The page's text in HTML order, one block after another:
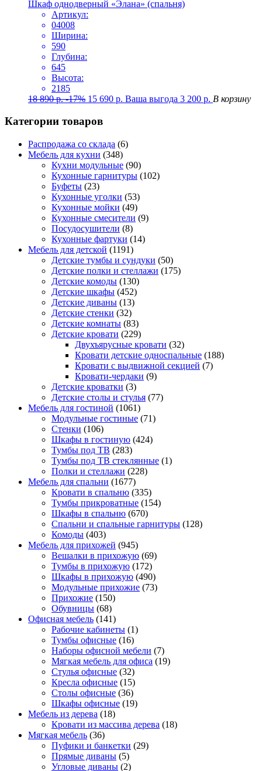
Шкаф однодверный «Элана» (спальня)
Артикул:
04008
Ширина:
590
Глубина:
645
Высота:
2185
18 890р. -17% 15 690 р. Ваша выгода 3 200 р. В корзину
Категории товаров
Распродажа со склада (6)
Мебель для кухни (348)
Кухни модульные (90)
Кухонные гарнитуры (102)
Буфеты (23)
Кухонные уголки (53)
Кухонные мойки (49)
Кухонные смесители (9)
Посудосушители (8)
Кухонные фартуки (14)
Мебель для детской (1191)
Детские тумбы и сундуки (50)
Детские полки и стеллажи (175)
Детские комоды (130)
Детские шкафы (452)
Детские диваны (13)
Детские стенки (32)
Детские комнаты (83)
Детские кровати (229)
Двухъярусные кровати (32)
Кровати детские односпальные (188)
Кровати с выдвижной секцией (7)
Кровати-чердаки (9)
Детские кроватки (3)
Детские столы и стулья (77)
Мебель для гостиной (1061)
Модульные гостиные (71)
Стенки (106)
Шкафы в гостиную (424)
Тумбы под ТВ (283)
Тумбы под ТВ стеклянные (1)
Полки и стеллажи (228)
Мебель для спальни (1677)
Кровати в спальню (335)
Тумбы прикроватные (154)
Шкафы в спальню (670)
Спальни и спальные гарнитуры (128)
Комоды (403)
Мебель для прихожей (945)
Вешалки в прихожую (69)
Тумбы в прихожую (172)
Шкафы в прихожую (490)
Модульные прихожие (73)
Прихожие (150)
Обувницы (68)
Офисная мебель (141)
Рабочие кабинеты (1)
Тумбы офисные (16)
Наборы офисной мебели (7)
Мягкая мебель для офиса (19)
Стулья офисные (32)
Кресла офисные (15)
Столы офисные (36)
Шкафы офисные (19)
Мебель из дерева (18)
Кровати из массива дерева (18)
Мягкая мебель (36)
Пуфики и банкетки (29)
Прямые диваны (5)
Угловые диваны (2)